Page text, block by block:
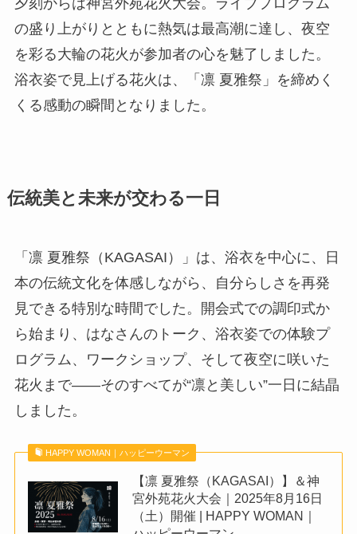
夕刻からは神宮外苑花火大会。ライブプログラム
の盛り上がりとともに熱気は最高潮に達し、夜空
を彩る大輪の花火が参加者の心を魅了しました。
浴衣姿で見上げる花火は、「凛 夏雅祭」を締めく
くる感動の瞬間となりました。
伝統美と未来が交わる一日
「凛 夏雅祭（KAGASAI）」は、浴衣を中心に、日
本の伝統文化を体感しながら、自分らしさを再発
見できる特別な時間でした。開会式での調印式か
ら始まり、はなさんのトーク、浴衣姿での体験プ
ログラム、ワークショップ、そして夜空に咲いた
花火まで――そのすべてが“凛と美しい”一日に結晶
しました。
HAPPY WOMAN｜ハッピーウーマン
【凛 夏雅祭（KAGASAI）】＆神
宮外苑花火大会｜2025年8月16日
（土）開催 | HAPPY WOMAN｜